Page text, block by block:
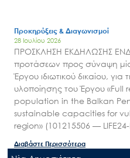
Προκηρύξεις & Διαγωνισμοί
28 Ιουλίου 2026
ΠΡΟΣΚΛΗΣΗ ΕΚΔΗΛΩΣΗΣ
προτάσεων προς σύναψη
Έργου ιδιωτικού δικαίου,
υλοποίησης του Έργου
population in the Balkan
sustainable capacities for
region» (101215506 —
Διαβάστε Περισσότερα